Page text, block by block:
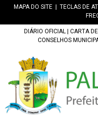
MAPA DO SITE TECLAS DE
DIÁRIO OFICIAL CARTA
CONSELHOS